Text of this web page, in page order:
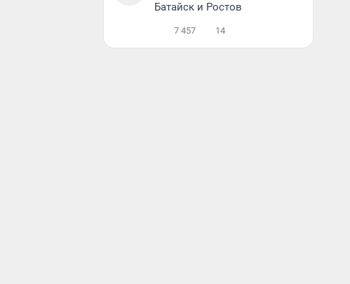
Батайск и Ростов
7 457 14